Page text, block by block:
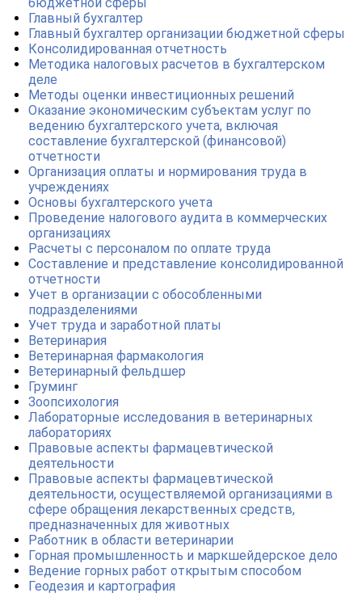
Главный бухгалтер
Главный бухгалтер организации бюджетной сферы
Консолидированная отчетность
Методика налоговых расчетов в бухгалтерском
деле
Методы оценки инвестиционных решений
Оказание экономическим субъектам услуг по
ведению бухгалтерского учета, включая
составление бухгалтерской (финансовой)
отчетности
Организация оплаты и нормирования труда в
учреждениях
Основы бухгалтерского учета
Проведение налогового аудита в коммерческих
организациях
Расчеты с персоналом по оплате труда
Составление и представление консолидированной
отчетности
Учет в организации с обособленными
подразделениями
Учет труда и заработной платы
Ветеринария
Ветеринарная фармакология
Ветеринарный фельдшер
Груминг
Зоопсихология
Лабораторные исследования в ветеринарных
лабораториях
Правовые аспекты фармацевтической
деятельности
Правовые аспекты фармацевтической
деятельности, осуществляемой организациями в
сфере обращения лекарственных средств,
предназначенных для животных
Работник в области ветеринарии
Горная промышленность и маркшейдерское дело
Ведение горных работ открытым способом
Геодезия и картография